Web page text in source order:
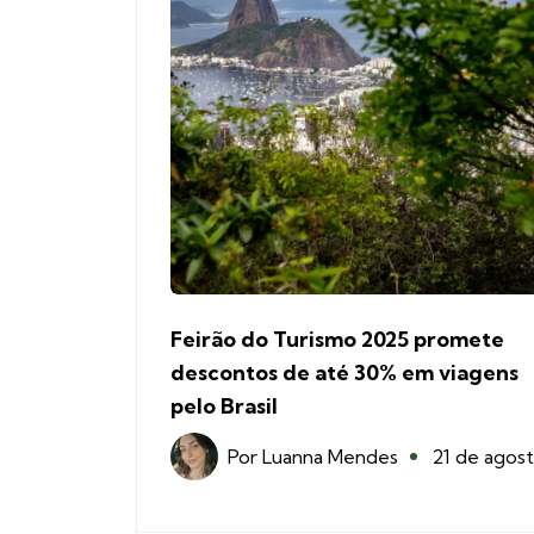
Feirão do Turismo 2025 promete
descontos de até 30% em viagens
pelo Brasil
Por Luanna Mendes 21 de